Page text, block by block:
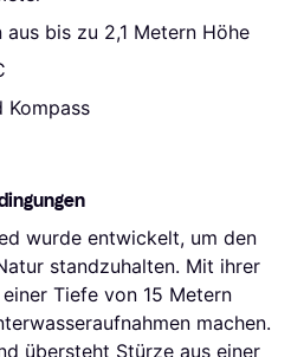
bis zu 2,1 Metern Höhe
Kompass
wurde entwickelt, um den
standzuhalten. Mit ihrer
Tiefe von 15 Metern
machen.
übersteht Stürze aus einer